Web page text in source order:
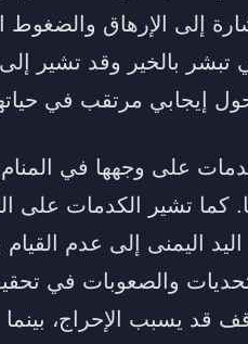
إلى الإرهاق والضغوط
تبشر بالخير وقد تشير
إيجابي مرتقب في
على وجهها في
كما تشير الكدمات على
اليمنى إلى عدم
والصعوبات في
قد يسبب الإحراج، بينما